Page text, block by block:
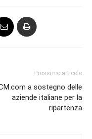
Prossimo articolo
a sostegno delle
aziende italiane per la
ripartenza